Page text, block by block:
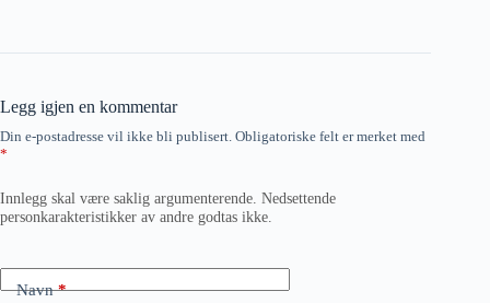
Legg igjen en kommentar
Din e-postadresse vil ikke bli publisert. Obligatoriske felt er merket med
*
Innlegg skal være saklig argumenterende. Nedsettende
personkarakteristikker av andre godtas ikke.
Navn*